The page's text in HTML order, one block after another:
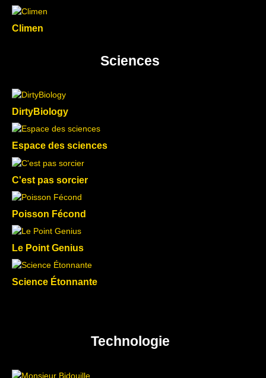
Climen
Sciences
DirtyBiology
Espace des sciences
C'est pas sorcier
Poisson Fécond
Le Point Genius
Science Étonnante
Technologie